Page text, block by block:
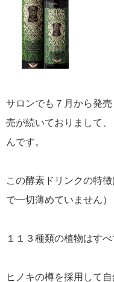
サロンでも７月から発
売が続いておりまして
んです。
この酵素ドリンクの特
で一切薄めていません）
１１３種類の植物はすべ
ヒノキの樽を採用して